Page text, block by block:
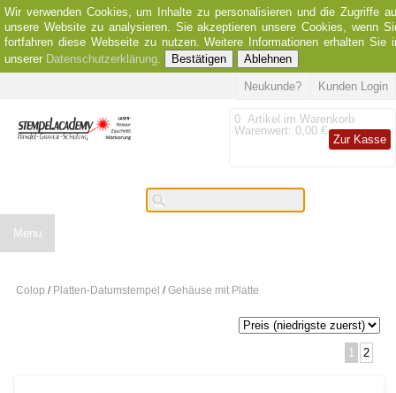
Wir verwenden Cookies, um Inhalte zu personalisieren und die Zugriffe
unsere Website zu analysieren. Sie akzeptieren unsere Cookies, wenn
fortfahren diese Webseite zu nutzen. Weitere Informationen erhalten Sie
unserer Datenschutzerklärung. Bestätigen Ablehnen
Kunden Login
Neukunde?
0 Artikel im Warenkorb
Warenwert: 0,00 €
Zur Kasse
Menu
Colop / Platten-Datumstempel /Gehäuse mit Platte
1 2